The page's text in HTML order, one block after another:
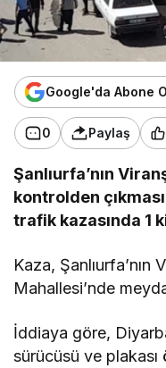
Google'da Abone
0 Paylaş
Şanlıurfa’nın
kontrolden
trafik kazasında 1
Kaza,
Mahallesi’nde
İddiaya göre,
sürücüsü ve